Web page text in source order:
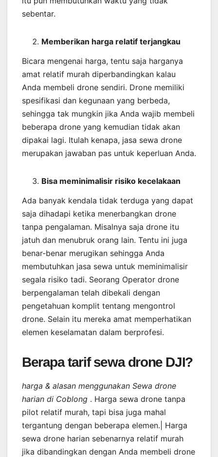
sebentar.
Memberikan harga relatif terjangkau
Bicara mengenai harga, tentu saja harganya
amat relatif murah diperbandingkan kalau
Anda membeli drone sendiri. Drone memiliki
spesifikasi dan kegunaan yang berbeda,
sehingga tak mungkin jika Anda wajib membeli
beberapa drone yang kemudian tidak akan
dipakai lagi. Itulah kenapa, jasa sewa drone
merupakan jawaban pas untuk keperluan Anda.
Bisa meminimalisir risiko kecelakaan
Ada banyak kendala tidak terduga yang dapat
saja dihadapi ketika menerbangkan drone
tanpa pengalaman. Misalnya saja drone itu
jatuh dan menubruk orang lain. Tentu ini juga
benar-benar merugikan sehingga Anda
membutuhkan jasa sewa untuk meminimalisir
segala risiko tadi. Seorang Operator drone
berpengalaman telah dibekali dengan
pengetahuan komplit tentang mengontrol
drone. Selain itu mereka amat memperhatikan
elemen keselamatan dalam berprofesi.
Berapa tarif sewa drone DJI?
harga & alasan menggunakan Sewa drone
harian di Coblong . Harga sewa drone tanpa
pilot relatif murah, tapi bisa juga mahal
tergantung dengan beberapa elemen.| Harga
sewa drone harian sebenarnya relatif murah
jika dibandingkan dengan Anda membeli drone